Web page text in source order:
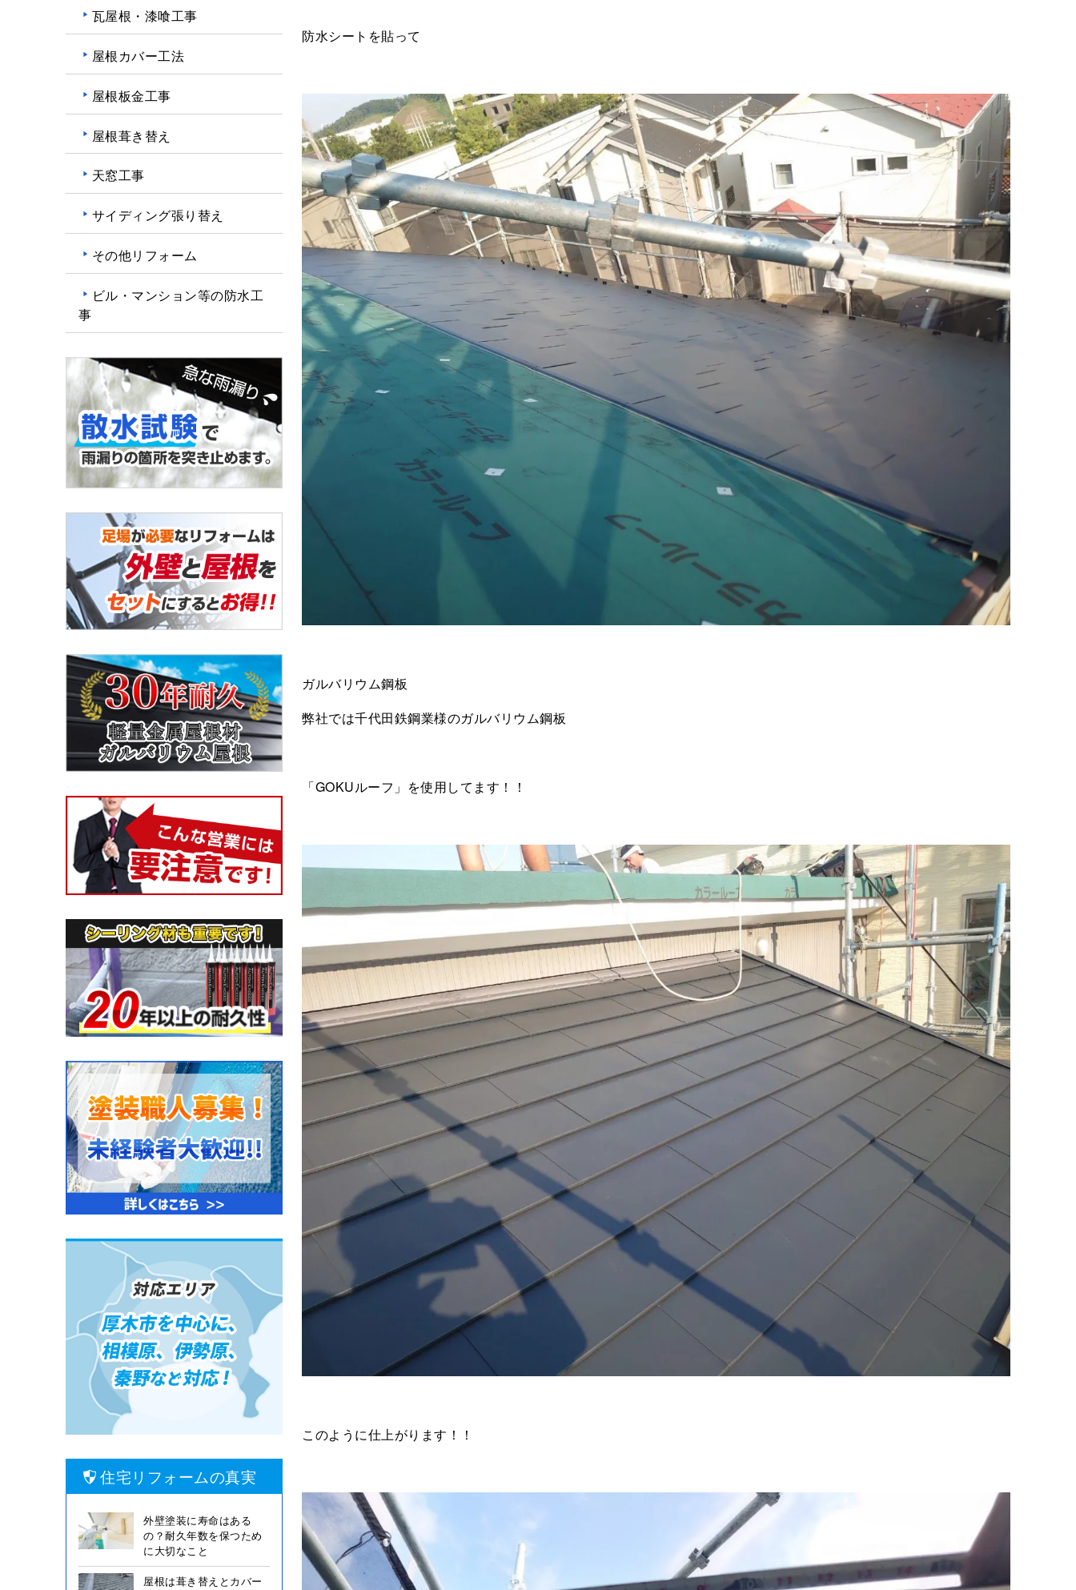
防水シートを貼って
ガルバリウム鋼板
弊社では千代田鉄鋼業様のガルバリウム鋼板
「GOKUルーフ」を使用してます！！
このように仕上がります！！
瓦屋根・漆喰工事
屋根カバー工法
屋根板金工事
屋根葺き替え
天窓工事
サイディング張り替え
その他リフォーム
ビル・マンション等の防水工
事
住宅リフォームの真実
外壁塗装に寿命はある
の？耐久年数を保つため
に大切なこと
屋根は葺き替えとカバー